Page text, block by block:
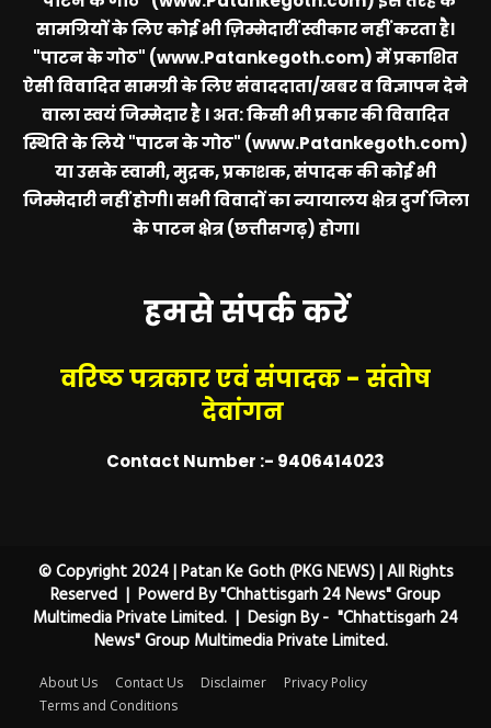
सामग्रियों के लिए कोई भी ज़िम्मेदारीं स्वीकार नहीं करता है।
"पाटन के गोठ" (www.Patankegoth.com)में प्रकाशित
ऐसी विवादित सामग्री के लिए संवाददाता/खबर व विज्ञापन देने
वाला स्वयं जिम्मेदार है । अत: किसी भी प्रकार की विवादित
स्थिति के लिये"पाटन के गोठ" (www.Patankegoth.com)
या उसके स्वामी, मुद्रक, प्रकाशक, संपादक की कोई भी
जिम्मेदारी नहीं होगी। सभी विवादों का न्यायालय क्षेत्र दुर्ग जिला
के पाटन क्षेत्र (छत्तीसगढ़) होगा।
हमसे संपर्क करें
वरिष्ठ पत्रकार एवं संपादक - संतोष
देवांगन
Contact Number :- 9406414023
© Copyright 2024 | Patan Ke Goth (PKG NEWS) | All Rights
Reserved | Powerd By "Chhattisgarh 24 News" Group
Multimedia Private Limited. | Design By - "Chhattisgarh 24
News" Group Multimedia Private Limited.
About Us Contact Us Disclaimer
Privacy Policy
Terms and Conditions